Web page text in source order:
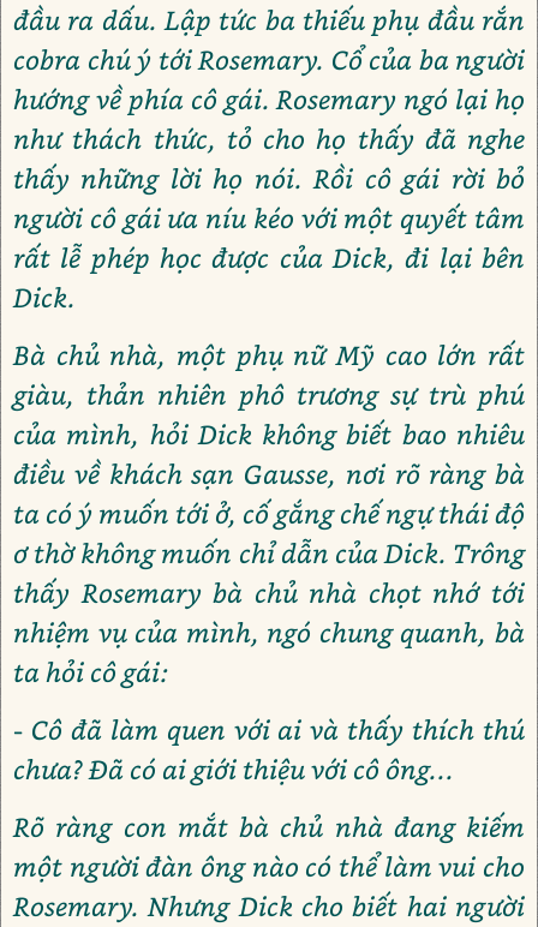
đầu ra dấu. Lập tức ba thiếu phụ đầu rắn
cobra chú ý tới Rosemary. Cổ của ba người
hướng về phía cô gái. Rosemary ngó lại họ
như thách thức, tỏ cho họ thấy đã nghe
thấy những lời họ nói. Rồi cô gái rời bỏ
người cô gái ưa níu kéo với một quyết tâm
rất lễ phép học được của Dick, đi lại bên
Dick.
Bà chủ nhà, một phụ nữ Mỹ cao lớn rất
giàu, thản nhiên phô trương sự trù phú
của mình, hỏi Dick không biết bao nhiêu
điều về khách sạn Gausse, nơi rõ ràng bà
ta có ý muốn tới ở, cố gắng chế ngự thái độ
ơ thờ không muốn chỉ dẫn của Dick. Trông
thấy Rosemary bà chủ nhà chọt nhớ tới
nhiệm vụ của mình, ngó chung quanh, bà
ta hỏi cô gái:
- Cô đã làm quen với ai và thấy thích thú
chưa? Đã có ai giới thiệu với cô ông...
Rõ ràng con mắt bà chủ nhà đang kiếm
một người đàn ông nào có thể làm vui cho
Rosemary. Nhưng Dick cho biết hai người